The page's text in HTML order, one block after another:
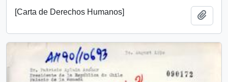
[Carta de Derechos Humanos]